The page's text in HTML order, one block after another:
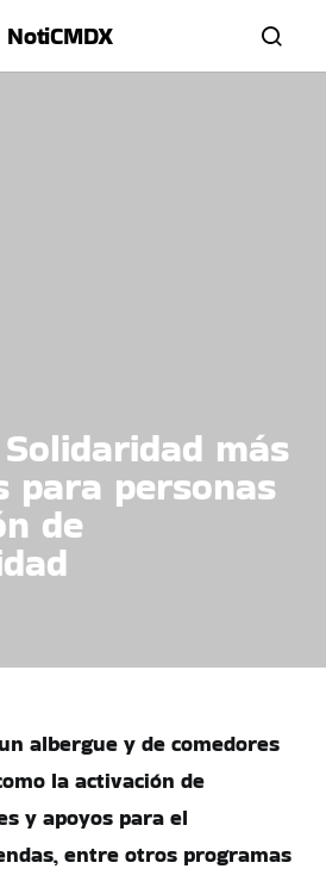
NotiCMDX
más
para personas
de
albergue y de comedores
la activación de
y apoyos para el
entre otros programas